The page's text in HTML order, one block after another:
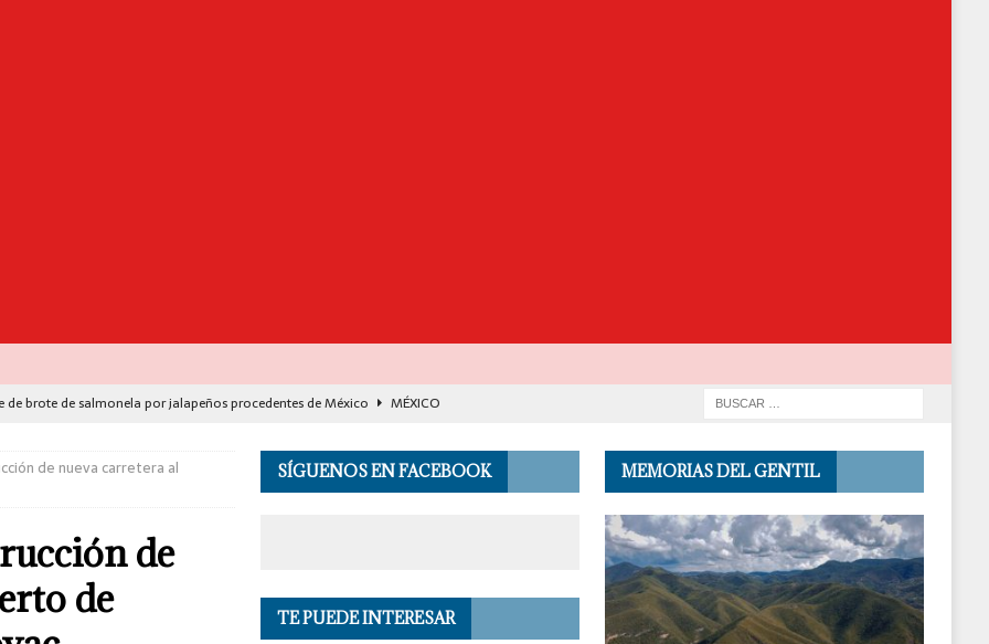
de brote de salmonela por jalapeños procedentes de México
MÉXICO
Seguridad se suma a investigación por asesinato en vivo del influencer
los Andes de Perú deja un herido, según reporte de autoridades
EL
de nueva carretera al
de
de
SÍGUENOS EN FACEBOOK
TE PUEDE INTERESAR
MEMORIAS DEL GENTIL